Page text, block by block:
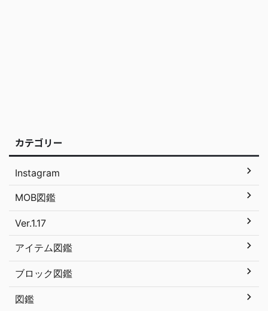
カテゴリー
Instagram
MOB図鑑
Ver.1.17
アイテム図鑑
ブロック図鑑
図鑑